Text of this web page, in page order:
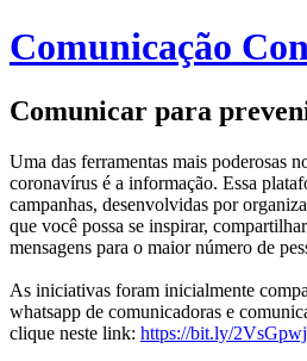
Comunicação
Comunicar para
Uma das ferramentas mais poderosas
coronavírus é a informação. Essa
campanhas, desenvolvidas por
que você possa se inspirar,
mensagens para o maior número de
As iniciativas foram inicialmente
whatsapp de comunicadoras e
clique neste link: https://bit.ly/2VsGpwj